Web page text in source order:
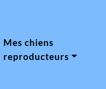
Mes chiens
reproducteurs